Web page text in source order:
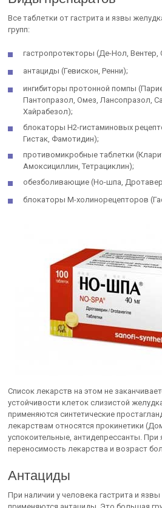
Все таблетки от гастрита и язвы
групп:
гастропротекторы (Де-Нол, Вентер,
антациды (Гевискон, Ренни);
ингибиторы протонной помпы
Пантопразол, Омез, Лансопразол,
Хайрабезол);
блокаторы H2-гистаминовых
Гистак, Фамотидин);
противомикробные таблетки
Амоксициллин, Тетрациклин);
обезболивающие (Но-шпа,
блокаторы М-холинорецепторов
Список лекарств на этом не
устойчивости клеток слизистой
применяются синтетические
лекарствам относятся прокинетики
успокоительные, антидепрессанты. При
переносимость лекарства и возраст
Антациды
При наличии у человека гастрита и